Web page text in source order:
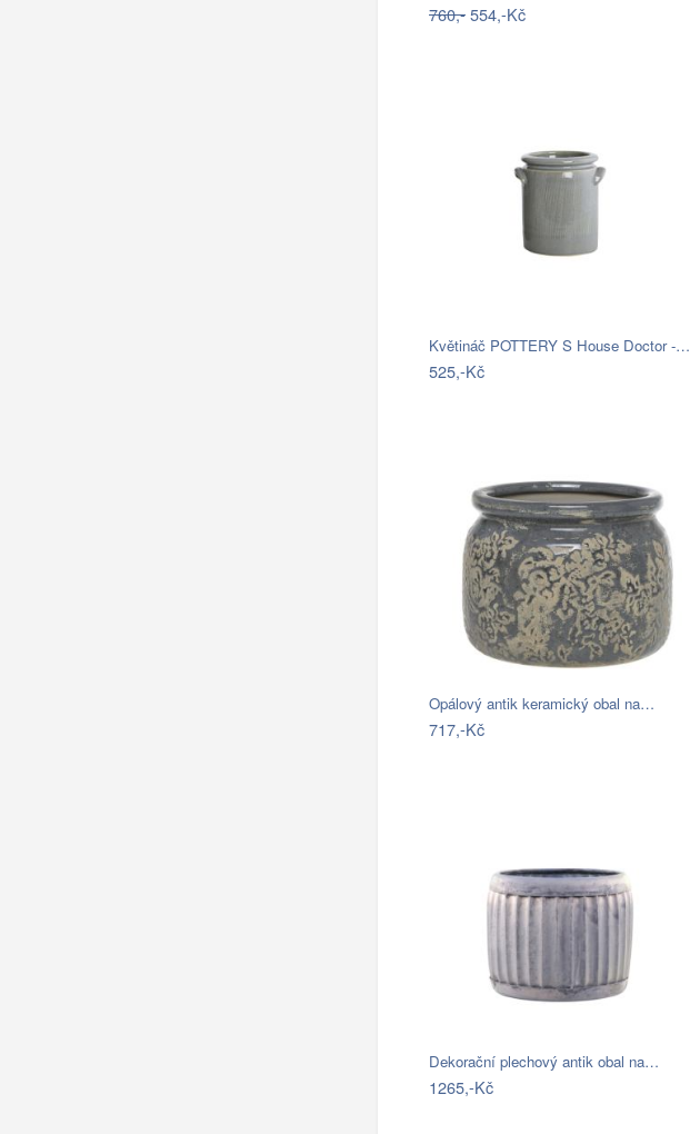
760,-554,-Kč
Květináč POTTERY S House Doctor -…
525,-Kč
Opálový antik keramický obal na…
717,-Kč
Dekorační plechový antik obal na…
1265,-Kč